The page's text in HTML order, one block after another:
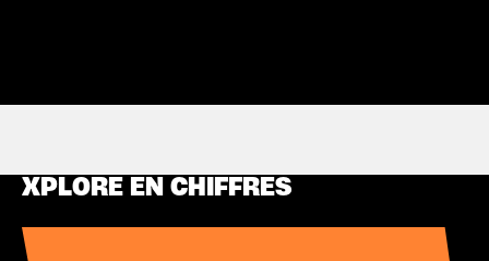
XPLORE EN CHIFFRES